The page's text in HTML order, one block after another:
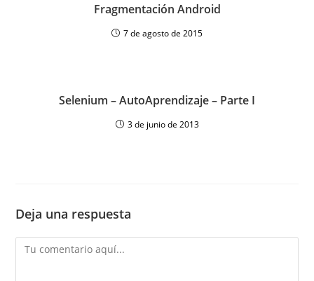
Fragmentación Android
7 de agosto de 2015
Selenium – AutoAprendizaje – Parte I
3 de junio de 2013
Deja una respuesta